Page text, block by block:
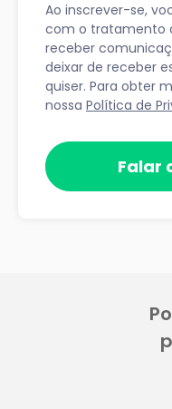
Ao inscrever-se,
com o tratamento
receber
deixar de receber
quiser. Para obter
nossa Política de